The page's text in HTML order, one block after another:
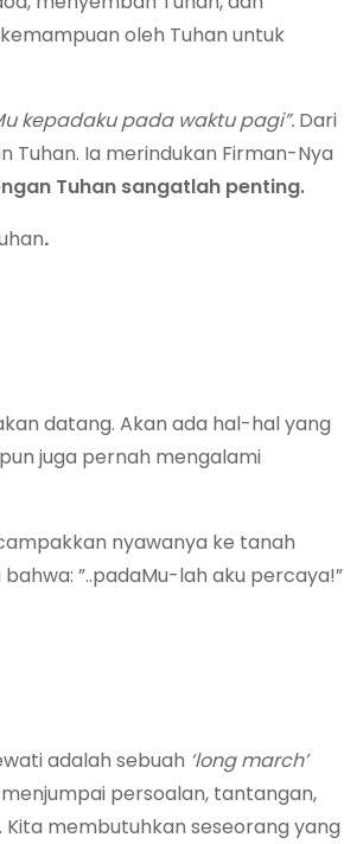
oleh Tuhan untuk
kepadaku pada waktu pagi”.Dari
Tuhan. Ia merindukan Firman-Nya
Tuhan sangatlah penting.
.
datang. Akan ada hal-hal yang
juga pernah mengalami
nyawanya ke tanah
”..padaMu-lah aku percaya!”
adalah sebuah ‘long march’
persoalan, tantangan,
membutuhkan seseorang yang